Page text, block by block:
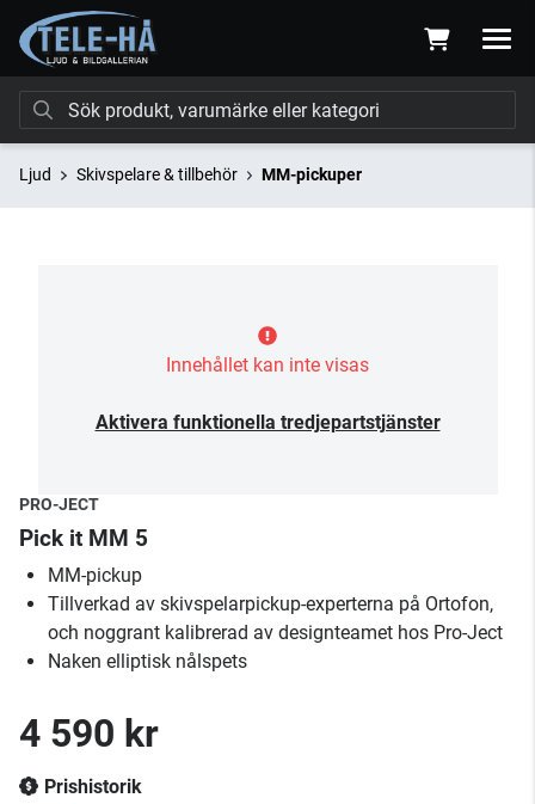
Ljud Skivspelare & tillbehör MM-pickuper
Innehållet kan inte visas
Aktivera funktionella tredjepartstjänster
PRO-JECT
Pick it MM 5
MM-pickup
Tillverkad av skivspelarpickup-experterna på Ortofon,
och noggrant kalibrerad av designteamet hos Pro-Ject
Naken elliptisk nålspets
4 590 kr
Prishistorik